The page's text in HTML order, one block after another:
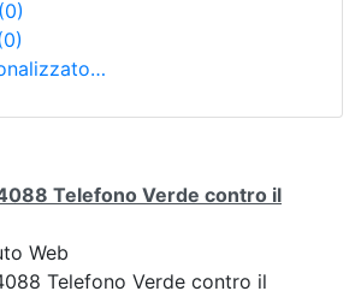
(0)
Telefono Verde contro il
Web
Telefono Verde contro il